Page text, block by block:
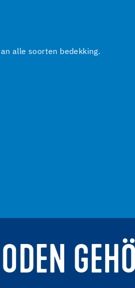
alle soorten bedekking.